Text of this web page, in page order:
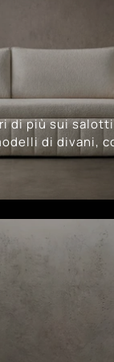
di più sui
di divani,